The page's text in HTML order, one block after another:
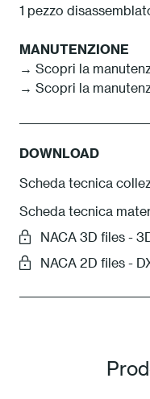
1 pezzo
MANUTENZIONE
→ Scopri la
→ Scopri la
DOWNLOAD
Scheda tecnica
Scheda tecnica
NACA 3D files -
NACA 2D files -